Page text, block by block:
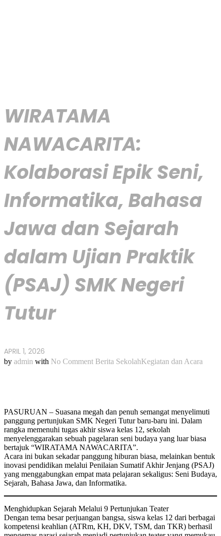
WIRATAMA
NAWACARITA:
Kolaborasi Epik Seni,
Informatika, Bahasa
Jawa dan Sejarah
dalam Ujian Praktik
(PSAJ) SMK Negeri
Tutur
APRIL 1, 2026
by admin with No Comment Berita SekolahKegiatan dan Acara
PASURUAN – Suasana megah dan penuh semangat menyelimuti
panggung pertunjukan SMK Negeri Tutur baru-baru ini. Dalam
rangka memenuhi tugas akhir siswa kelas 12, sekolah
menyelenggarakan sebuah pagelaran seni budaya yang luar biasa
bertajuk “WIRATAMA NAWACARITA”.
Acara ini bukan sekadar panggung hiburan biasa, melainkan bentuk
inovasi pendidikan melalui Penilaian Sumatif Akhir Jenjang (PSAJ)
yang menggabungkan empat mata pelajaran sekaligus: Seni Budaya,
Sejarah, Bahasa Jawa, dan Informatika.
Menghidupkan Sejarah Melalui 9 Pertunjukan Teater
Dengan tema besar perjuangan bangsa, siswa kelas 12 dari berbagai
kompetensi keahlian (ATRm, KH, DKV, TSM, dan TKR) berhasil